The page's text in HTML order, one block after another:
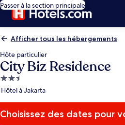
Passer à la section principale
Afficher tous les hébergements
Hôte particulier
City Biz Residence
Hébergement
2.5 étoiles
Hôtel à Jakarta
Choisissez des dates pour